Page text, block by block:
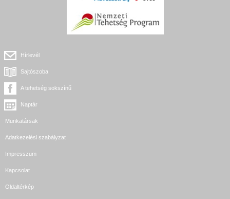
Hírlevél
Sajtószoba
A tehetség sokszínű
Naptár
Munkatársak
Adatkezelési szabályzat
Impresszum
Kapcsolat
Oldaltérkép